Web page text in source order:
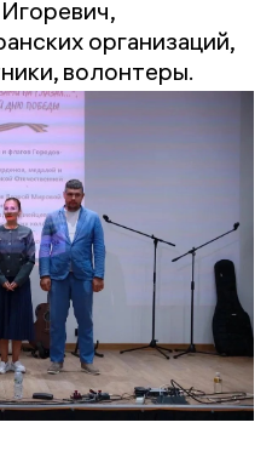
организаций,
волонтеры.